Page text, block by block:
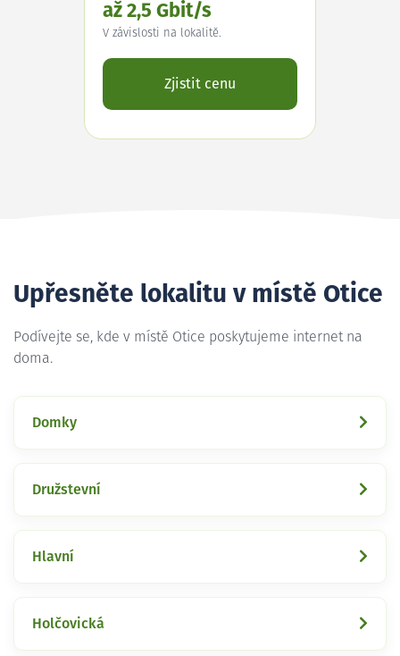
až 2,5 Gbit/s
V závislosti na lokalitě.
Zjistit cenu
Upřesněte lokalitu v místě Otice
Podívejte se, kde v místě Otice poskytujeme internet na
doma.
Domky
Družstevní
Hlavní
Holčovická